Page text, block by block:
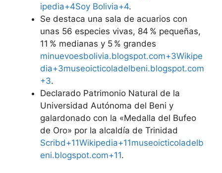
ipedia+4Soy Bolivia+4.
Se destaca una sala de acuarios con
unas 56 especies vivas, 84 % pequeñas,
11 % medianas y 5 % grandes
minuevoesbolivia.blogspot.com+3Wikipe
dia+3museoicticoladelbeni.blogspot.com
+3.
Declarado Patrimonio Natural de la
Universidad Autónoma del Beni y
galardonado con la «Medalla del Bufeo
de Oro» por la alcaldía de Trinidad
Scribd+11Wikipedia+11museoicticoladelb
eni.blogspot.com+11.